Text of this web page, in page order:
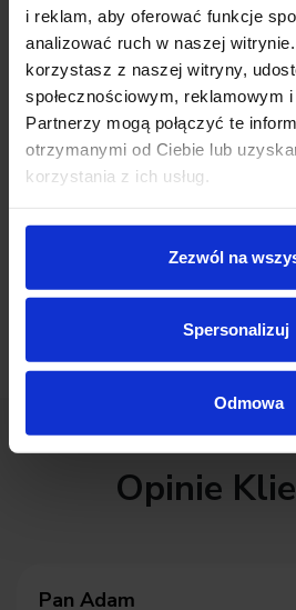
i reklam, aby oferować funkcje
analizować ruch w naszej
korzystasz z naszej witryny,
społecznościowym, reklamowym
Partnerzy mogą połączyć te
otrzymanymi od Ciebie lub
korzystania z ich usług.
Zezwól na
Spersonalizuj
Odmowa
* Pola oznaczone gwiazdką są obligatoryjne
Informacja dotycząca celów i zasad
osobowych wskazanych w powyższym
przysługujących uprawnieniach w tym
prywatności Inchcape Motor Polska sp. z
Zaznacz zgody na komunikację
Opinie
Pan Adam